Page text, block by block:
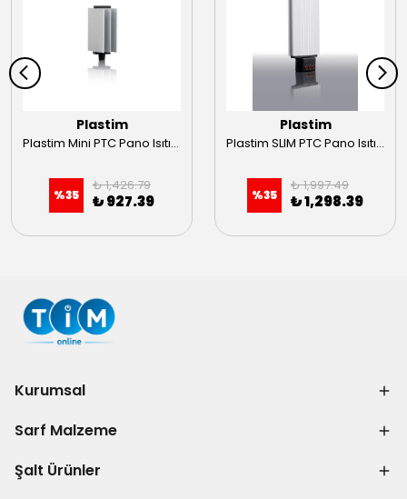
Plastim
Plastim Mini PTC Pano Isıtıcı 15W
%35
₺ 1,426.79
₺ 927.39
Plastim
Plastim SLIM PTC Pano Isıtıcısı 50W
%35
₺ 1,997.49
₺ 1,298.39
Kurumsal
Sarf Malzeme
Şalt Ürünler